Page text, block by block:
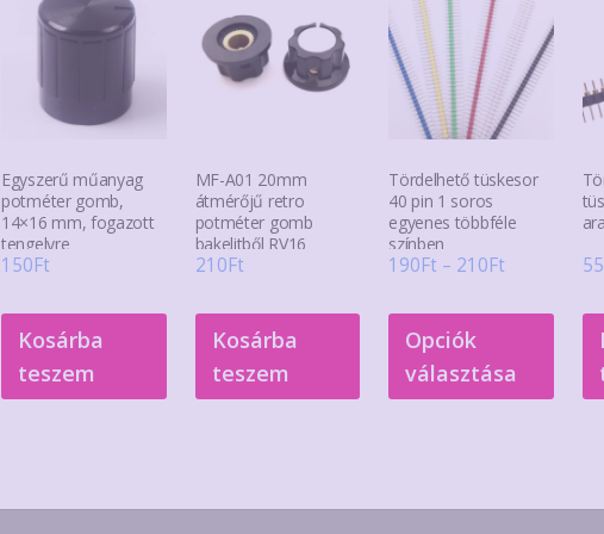
Egyszerű műanyag
potméter gomb,
14×16 mm, fogazott
tengelyre
150Ft
Kosárba
teszem
MF-A01 20mm
átmérőjű retro
potméter gomb
bakelitből RV16
gyűrűvel
210Ft
Kosárba
teszem
Tördelhető tüskesor
40 pin 1 soros
egyenes többféle
színben
190Ft – 210Ft
210Ft
Opciók
választása
több
A